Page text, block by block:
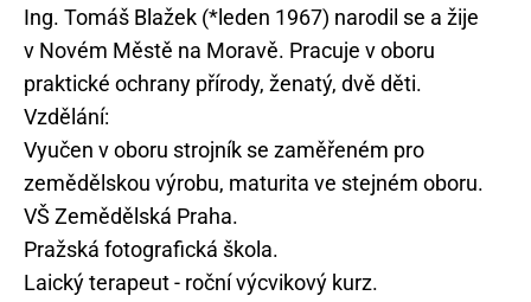
Ing. Tomáš Blažek (*leden 1967) narodil se a žije
v Novém Městě na Moravě. Pracuje v oboru
praktické ochrany přírody, ženatý, dvě děti.
Vzdělání:
Vyučen v oboru strojník se zaměřeném pro
zemědělskou výrobu, maturita ve stejném oboru.
VŠ Zemědělská Praha.
Pražská fotografická škola.
Laický terapeut - roční výcvikový kurz.